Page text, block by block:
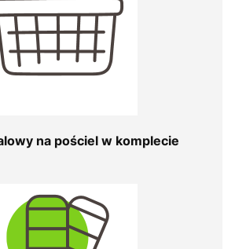
na pościel w komplecie